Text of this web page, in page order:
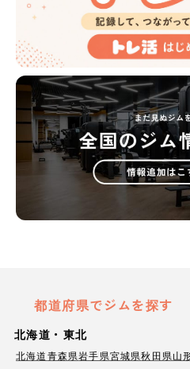
都道府県でジムを探す
北海道・東北
北海道青森県岩手県宮城県秋田県山